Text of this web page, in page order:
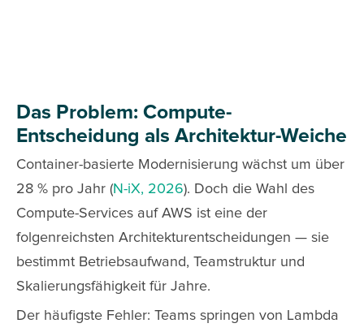
Das Problem: Compute-
Entscheidung als Architektur-Weiche
Container-basierte Modernisierung wächst um über
28 % pro Jahr (N-iX, 2026). Doch die Wahl des
Compute-Services auf AWS ist eine der
folgenreichsten Architekturentscheidungen — sie
bestimmt Betriebsaufwand, Teamstruktur und
Skalierungsfähigkeit für Jahre.
Der häufigste Fehler: Teams springen von Lambda